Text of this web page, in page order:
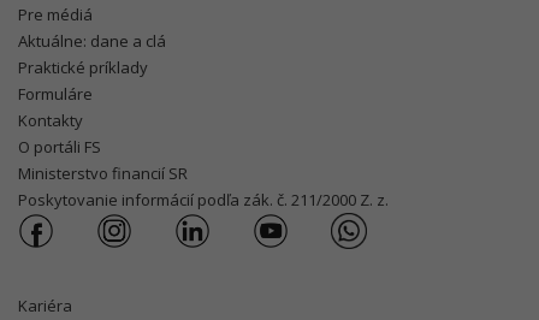
Pre médiá
Aktuálne: dane a clá
Praktické príklady
Formuláre
Kontakty
O portáli FS
Ministerstvo financií SR
Poskytovanie informácií podľa zák. č. 211/2000 Z. z.
Kariéra